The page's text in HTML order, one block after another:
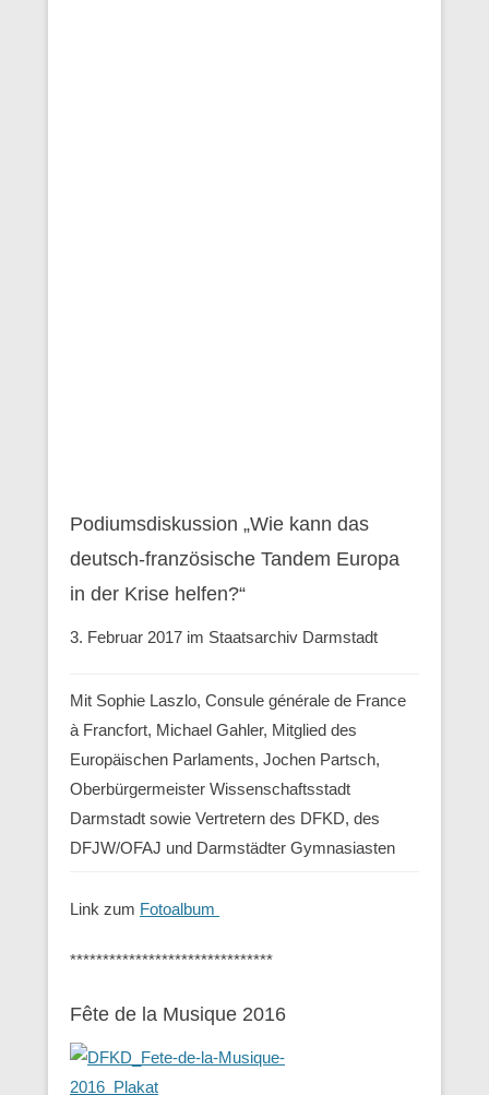
Podiumsdiskussion „Wie kann das
deutsch-französische Tandem Europa
in der Krise helfen?“
3. Februar 2017 im Staatsarchiv Darmstadt
Mit Sophie Laszlo, Consule générale de France
à Francfort, Michael Gahler, Mitglied des
Europäischen Parlaments, Jochen Partsch,
Oberbürgermeister Wissenschaftsstadt
Darmstadt sowie Vertretern des DFKD, des
DFJW/OFAJ und Darmstädter Gymnasiasten
Link zum Fotoalbum
*******************************
Fête de la Musique 2016